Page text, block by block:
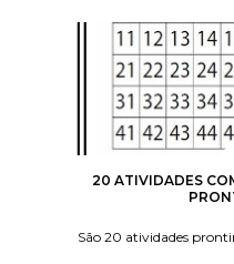
20 ATIVIDADES
São 20 atividades